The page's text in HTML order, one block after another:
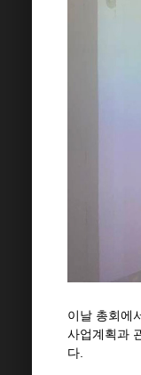
이날 총회에
사업계획과
다.